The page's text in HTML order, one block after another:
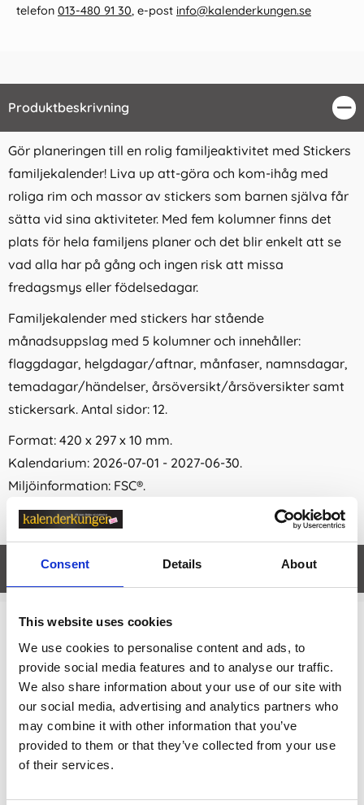
Consent Details About
This website uses cookies
We use cookies to personalise content and ads, to
provide social media features and to analyse our traffic.
We also share information about your use of our site with
our social media, advertising and analytics partners who
may combine it with other information that you’ve
provided to them or that they’ve collected from your use
of their services.
telefon 013-480 91 30, e-post info@kalenderkungen.se
Produktbeskrivning
Gör planeringen till en rolig familjeaktivitet med Stickers
familjekalender! Liva up att-göra och kom-ihåg med
roliga rim och massor av stickers som barnen själva får
sätta vid sina aktiviteter. Med fem kolumner finns det
plats för hela familjens planer och det blir enkelt att se
vad alla har på gång och ingen risk att missa
fredagsmys eller födelsedagar.
Familjekalender med stickers har stående
månadsuppslag med 5 kolumner och innehåller:
flaggdagar, helgdagar/aftnar, månfaser, namnsdagar,
temadagar/händelser, årsöversikt/årsöversikter samt
stickersark. Antal sidor: 12.
Format: 420 x 297 x 10 mm.
Kalendarium: 2026-07-01 - 2027-06-30.
Miljöinformation: FSC®.
Egenskaper
Relaterade kategorier
Skolkalender
Skolkalender /Väggkalendrar
Prishistorik